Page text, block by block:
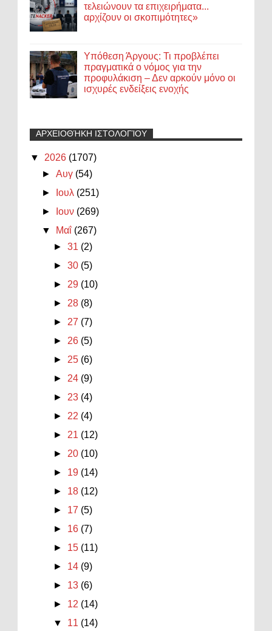
τελειώνουν τα επιχειρήματα...
αρχίζουν οι σκοπιμότητες»
Υπόθεση Άργους: Τι προβλέπει
πραγματικά ο νόμος για την
προφυλάκιση – Δεν αρκούν μόνο οι
ισχυρές ενδείξεις ενοχής
ΑΡΧΕΙΟΘΉΚΗ ΙΣΤΟΛΟΓΊΟΥ
▼ 2026 (1707)
►Αυγ (54)
►
Ιουλ (251)
►
Ιουν (269)
▼
Μαΐ (267)
►31 (2)
►30 (5)
► 29 (10)
► 28 (8)
► 27 (7)
► 26 (5)
► 25 (6)
► 24 (9)
► 23 (4)
► 22 (4)
► 21 (12)
► 20 (10)
► 19 (14)
► 18 (12)
► 17 (5)
► 16 (7)
► 15 (11)
► 14 (9)
► 13 (6)
► 12 (14)
▼ 11 (14)